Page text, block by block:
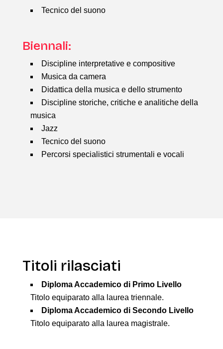
Tecnico del suono
Biennali:
Discipline interpretative e compositive
Musica da camera
Didattica della musica e dello strumento
Discipline storiche, critiche e analitiche della
musica
Jazz
Tecnico del suono
Percorsi specialistici strumentali e vocali
Titoli rilasciati
Diploma Accademico di Primo Livello
Titolo equiparato alla laurea triennale.
Diploma Accademico di Secondo Livello
Titolo equiparato alla laurea magistrale.